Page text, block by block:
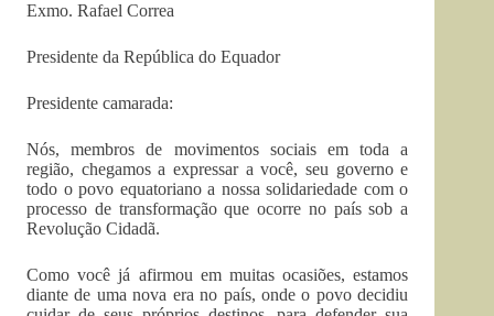
Exmo. Rafael Correa
Presidente da República do Equador
Presidente camarada:
Nós, membros de movimentos sociais em toda a
região, chegamos a expressar a você, seu governo e
todo o povo equatoriano a nossa solidariedade com o
processo de transformação que ocorre no país sob a
Revolução Cidadã.
Como você já afirmou em muitas ocasiões, estamos
diante de uma nova era no país, onde o povo decidiu